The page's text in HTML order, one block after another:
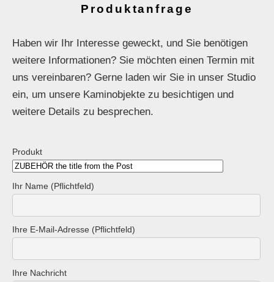
Produktanfrage
Haben wir Ihr Interesse geweckt, und Sie benötigen
weitere Informationen? Sie möchten einen Termin mit
uns vereinbaren? Gerne laden wir Sie in unser Studio
ein, um unsere Kaminobjekte zu besichtigen und
weitere Details zu besprechen.
Produkt
Ihr Name (Pflichtfeld)
Ihre E-Mail-Adresse (Pflichtfeld)
Ihre Nachricht